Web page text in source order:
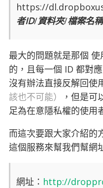
https://
者ID/資料夾/檔案名稱
最大的問題就是那個
的，且每一個 ID 都對
沒有辦法直接反解回使
該也不可能）
，但是可
足為在意隱私權的使用
而這次要跟大家介紹的
這個服務來幫我們幫網
網址： http://